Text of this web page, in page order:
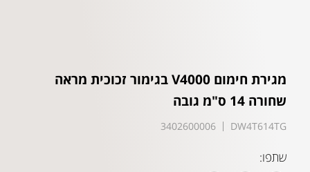
מגירת חימום V4000 בגימור זכוכית מראה
שחורה 14 ס"מ גובה
DW4T614TG
3402600006
שתפו: